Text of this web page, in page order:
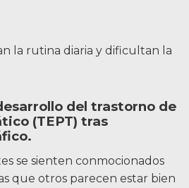
la rutina diaria y dificultan la
del trastorno de
(TEPT) tras
se sienten conmocionados
que otros parecen estar bien